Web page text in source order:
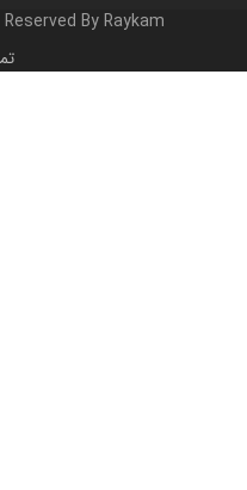
By Raykam